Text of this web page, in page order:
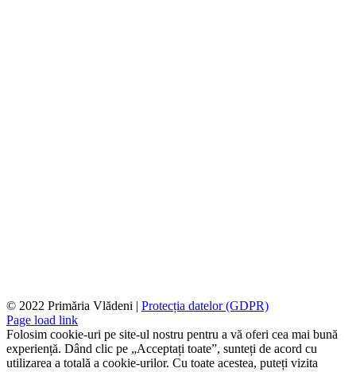
© 2022 Primăria Vlădeni | Protecția datelor (GDPR)
Page load link
Folosim cookie-uri pe site-ul nostru pentru a vă oferi cea mai bună
experiență. Dând clic pe „Acceptați toate”, sunteți de acord cu
utilizarea a totală a cookie-urilor. Cu toate acestea, puteți vizita